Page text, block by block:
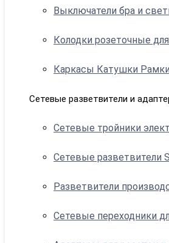
Выключатели бра и
Колодки розеточные
Каркасы Катушки
Сетевые разветвители и
Сетевые тройники
Сетевые разветвители
Разветвители
Сетевые переходники